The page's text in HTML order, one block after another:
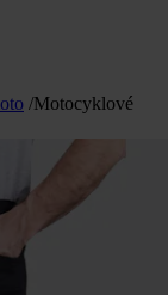
/Motocyklové